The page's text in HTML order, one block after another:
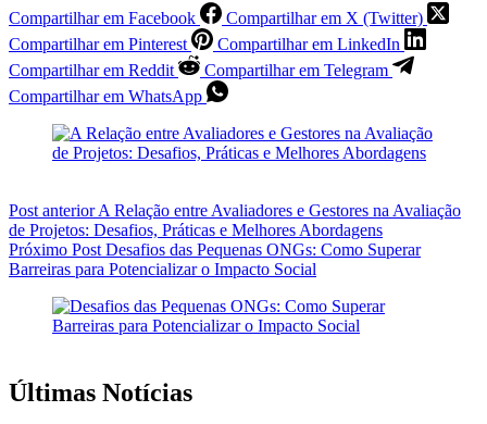
Compartilhar em Facebook
Compartilhar em X (Twitter)
Compartilhar em Pinterest
Compartilhar em LinkedIn
Compartilhar em Reddit
Compartilhar em Telegram
Compartilhar em WhatsApp
Post anteriorA Relação entre Avaliadores e Gestores na Avaliação
de Projetos: Desafios, Práticas e Melhores Abordagens
Próximo Post Desafios das Pequenas ONGs: Como Superar
Barreiras para Potencializar o Impacto Social
Últimas Notícias